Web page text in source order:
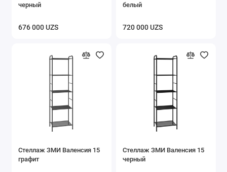
черный
676 000 UZS
белый
720 000 UZS
Стеллаж ЗМИ Валенсия 15
графит
Стеллаж ЗМИ Валенсия 15
черный